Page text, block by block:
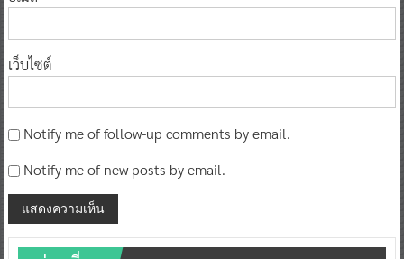
เว็บไซต์
Notify me of follow-up comments by email.
Notify me of new posts by email.